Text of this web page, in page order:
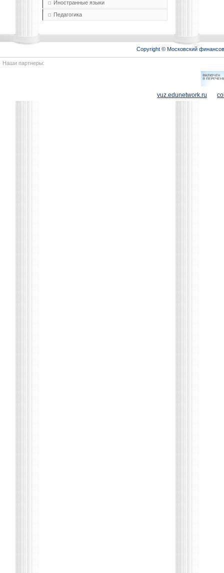
Иностранные языки
Педагогика
Copyright © Московский
Наши партнеры:
vuz.edunetwork.ru